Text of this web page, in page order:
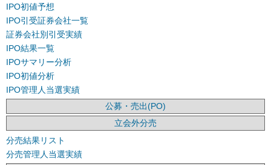
IPO初値予想
IPO引受証券会社一覧
証券会社別引受実績
IPO結果一覧
IPOサマリー分析
IPO初値分析
IPO管理人当選実績
公募・売出(PO)
立会外分売
分売結果リスト
分売管理人当選実績